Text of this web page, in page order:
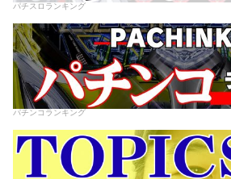
パチスロランキング
パチンコランキング